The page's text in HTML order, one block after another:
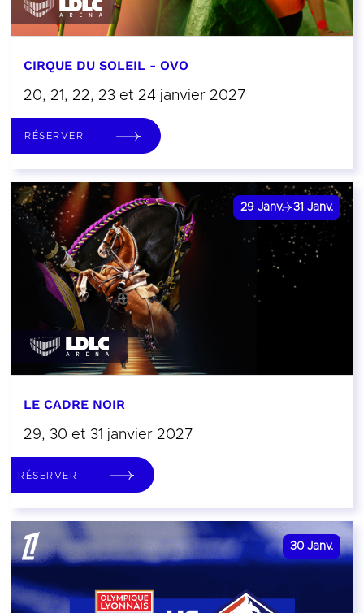
CIRQUE DU SOLEIL - OVO
20, 21, 22, 23 et 24 janvier 2027
RÉSERVER
29 Janv. 31 Janv.
LE CADRE NOIR
29, 30 et 31 janvier 2027
RÉSERVER
30 Janv.